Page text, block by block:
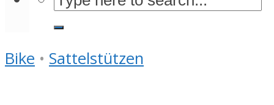
Bike • Sattelstützen